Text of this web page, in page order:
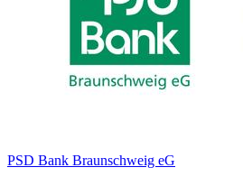
PSD Bank Braunschweig eG